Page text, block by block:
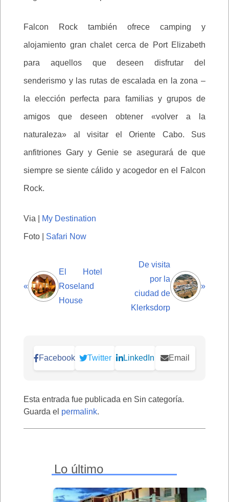
Falcon Rock también ofrece camping y
alojamiento gran chalet cerca de Port Elizabeth
para aquellos que deseen disfrutar del
senderismo y las rutas de escalada en la zona –
la elección perfecta para familias y grupos de
amigos que deseen obtener «volver a la
naturaleza» al visitar el Oriente Cabo. Sus
anfitriones Gary y Genie se asegurará de que
siempre se siente cálido y acogedor en el Falcon
Rock.
Via | My Destination
Foto | Safari Now
«
El Hotel
Roseland
House
De visita
por la
ciudad de
Klerksdorp
»
Facebook Twitter LinkedIn Email
Esta entrada fue publicada en Sin categoría.
Guarda el permalink.
Lo último